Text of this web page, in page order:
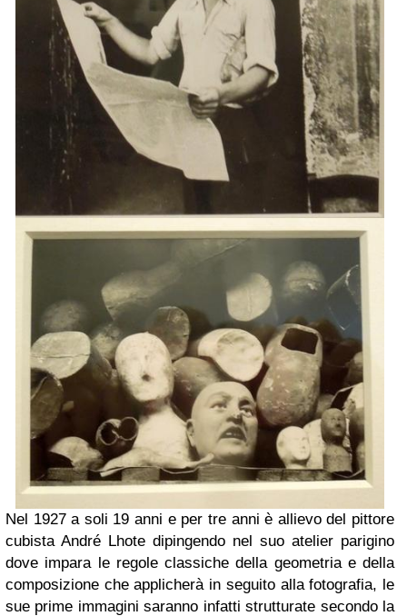
Nel 1927 a soli 19 anni e per tre anni è allievo del pittore
cubista André Lhote dipingendo nel suo atelier parigino
dove impara le regole classiche della geometria e della
composizione che applicherà in seguito alla fotografia, le
sue prime immagini saranno infatti strutturate secondo la